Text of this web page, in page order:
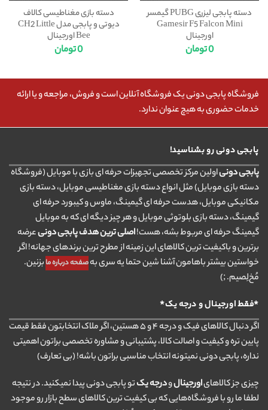
دسته پابجی لیزری PUBG گیمسر
Gamesir F5 Falcon Mini
اورجینال
0تومان
دسته بازی مغناطیسی کالاف
دیوتی و پابجی مدل CH2 Little
Bee اورجینال
0تومان
فروشگاه پابجی دونی یک فروشگاه آنلاین است و فروش، مراجعه و یا ارائه
خدمات حضوری به هیچ عنوان ندارد.
پابجی دونی رو بشناسید!
پابجی دونیاولین مرکز تخصصی تجهیزات حرفه ای بازی با موبایل (فروشگاه
دسته بازی موبایل) مثل انواع دسته بازی مغناطیسی موبایل، دسته بازی
مکانیکی موبایل، هدست حرفه ای گیمینگ، ماوس و کیبورد حرفه ای
گیمینگ، دسته بازی بلوتوثی موبایل و هر چیز دیگه ای که به موبایل
گیمینگ حرفه ای مربوط بشه، هست!اصلی ترین هدف پابجی دونیعرضه
برترین و باکیفیت ترین کالاهای این زمینه از مطرح ترین برندهای جهانه! اگر
خواستین بیشتر باهامون آشنا شین حتما یه سری بهصفحه درباره ما بزنین.
مُخ‌لِصیم. ;)
*فقط اورجینال و درجه یک*
اگر دنبال کالاهای فیک و درجه ۴ و ۵ هستین، اگر ملاک انتخابتون فقط قیمت
پایین تره و کیفیت و اصالت کالا، پشتیبانی و مشاوره تخصصی براتون اهمیتی
نداره، پابجی دونی نمیتونه انتخاب مناسبی براتون باشه! (بی تعارف)
چیزی جز کالاهایاورجینالودرجه یکتو پابجی دونی پیدا نمیکنید. در نتیجه
لطفا ما رو با فروشگاه‌هایی که بی کیفیت ترین کالاهای سطح بازار رو موجود